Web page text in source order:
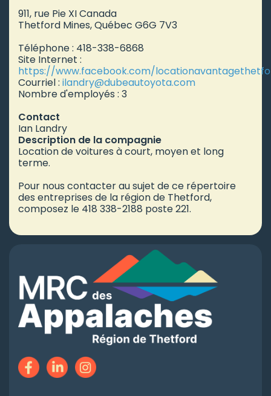
911, rue Pie XI Canada
Thetford Mines, Québec G6G 7V3
Téléphone : 418-338-6868
Site Internet :
https://www.facebook.com/
Courriel : ilandry@dubeautoyota.com
Nombre d'employés : 3
Contact
Ian Landry
Description de la compagnie
Location de voitures à court, moyen et long
terme.
Pour nous contacter au sujet de ce répertoire
des entreprises de la région de Thetford,
composez le 418 338-2188 poste 221.